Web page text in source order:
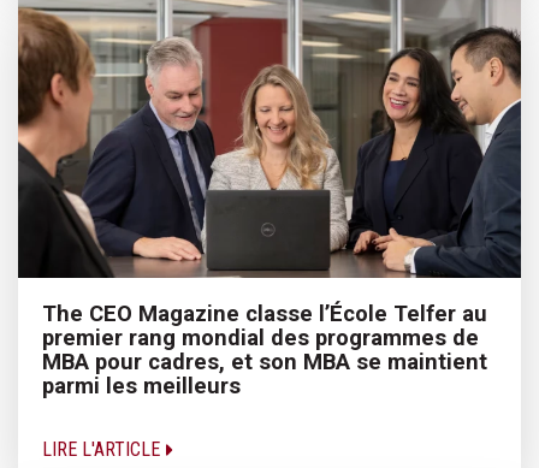
The CEO Magazine classe l’École Telfer au
premier rang mondial des programmes de
MBA pour cadres, et son MBA se maintient
parmi les meilleurs
LIRE L'ARTICLE